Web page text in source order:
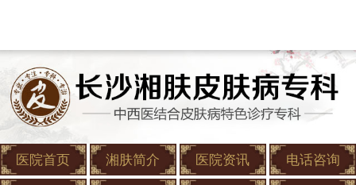
医院首页 湘肤简介 医院资讯 电话咨询